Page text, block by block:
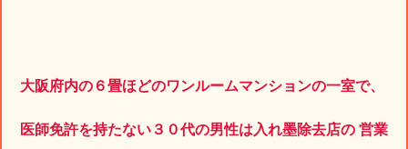
大阪府内の６畳ほどのワンルームマンションの一室で、
医師免許を持たない３０代の男性は入れ墨除去店の 営業